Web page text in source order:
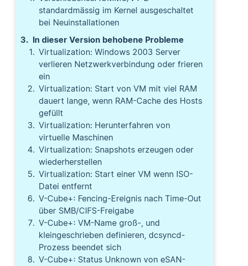
standardmässig im Kernel ausgeschaltet
bei Neuinstallationen
In dieser Version behobene Probleme
Virtualization: Windows 2003 Server
verlieren Netzwerkverbindung oder frieren
ein
Virtualization: Start von VM mit viel RAM
dauert lange, wenn RAM-Cache des Hosts
gefüllt
Virtualization: Herunterfahren von
virtuelle Maschinen
Virtualization: Snapshots erzeugen oder
wiederherstellen
Virtualization: Start einer VM wenn ISO-
Datei entfernt
V-Cube+: Fencing-Ereignis nach Time-Out
über SMB/CIFS-Freigabe
V-Cube+: VM-Name groß-, und
kleingeschrieben definieren, dcsyncd-
Prozess beendet sich
V-Cube+: Status Unknown von eSAN-